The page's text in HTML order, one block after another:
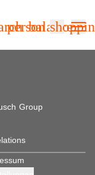
personbalance
Group